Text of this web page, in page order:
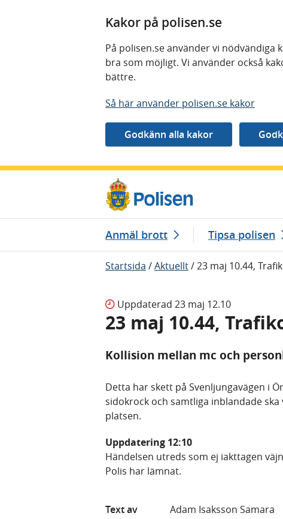
Kakor på polisen.se
På polisen.se använder vi nödvändiga
bra som möjligt. Vi använder också
bättre.
Så här använder polisen.se kakor
Anmäl brott Tipsa polisen
Startsida /Aktuellt/23 maj 10.44,
Uppdaterad 23 maj 12.10
23 maj 10.44,
Kollision mellan mc och
Detta har skett på Svenljungavägen i
sidokrock och samtliga inblandade
platsen.
Uppdatering 12:10
Händelsen utreds som ej iakttagen
Polis har lämnat.
Text av
Adam Isaksson Samara